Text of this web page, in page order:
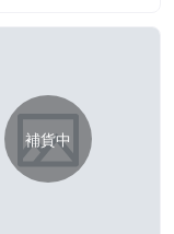
補貨中